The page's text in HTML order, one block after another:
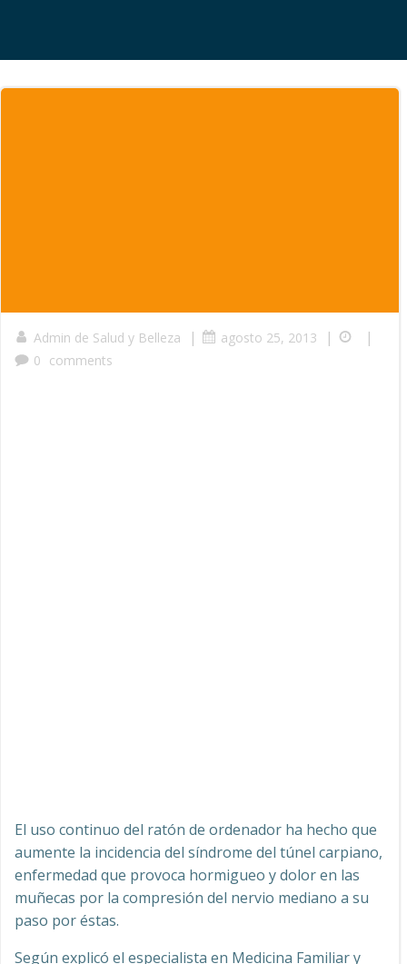
Admin de Salud y Belleza | agosto 25, 2013 | |
0 comments
El uso continuo del ratón de ordenador ha hecho que
aumente la incidencia del síndrome del túnel carpiano,
enfermedad que provoca hormigueo y dolor en las
muñecas por la compresión del nervio mediano a su
paso por éstas.
Según explicó el especialista en Medicina Familiar y